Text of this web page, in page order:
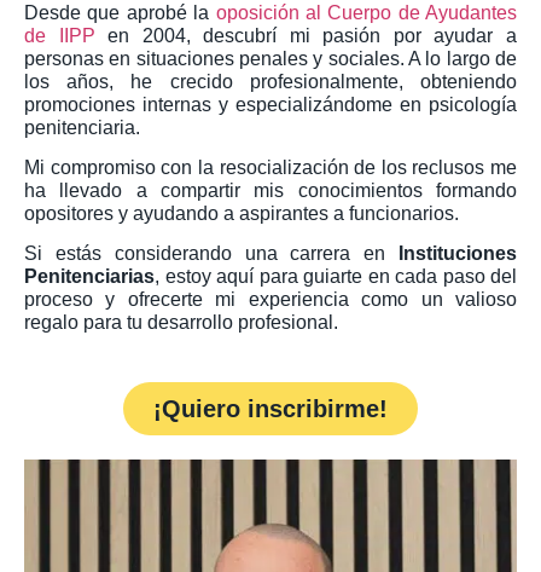
Desde que aprobé la oposición al Cuerpo de Ayudantes
de IIPP en 2004, descubrí mi pasión por ayudar a
personas en situaciones penales y sociales. A lo largo de
los años, he crecido profesionalmente, obteniendo
promociones internas y especializándome en psicología
penitenciaria.
Mi compromiso con la resocialización de los reclusos me
ha llevado a compartir mis conocimientos formando
opositores y ayudando a aspirantes a funcionarios.
Si estás considerando una carrera en
Instituciones
Penitenciarias, estoy aquí para guiarte en cada paso del
proceso y ofrecerte mi experiencia como un valioso
regalo para tu desarrollo profesional.
¡Quiero inscribirme!